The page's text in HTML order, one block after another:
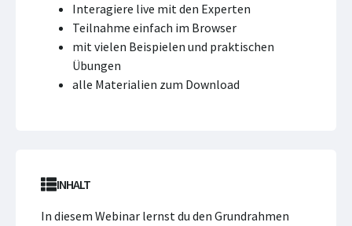
Interagiere live mit den Experten
Teilnahme einfach im Browser
mit vielen Beispielen und praktischen
Übungen
alle Materialien zum Download
INHALT
In diesem Webinar lernst du den Grundrahmen